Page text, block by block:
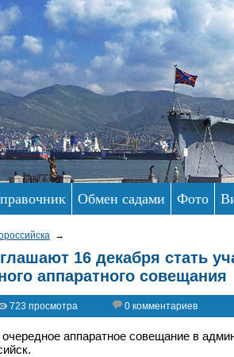
Обмен садами Фото
→
16 декабря стать
аппаратного совещания
723 просмотра 0 комментариев
аппаратное совещание в